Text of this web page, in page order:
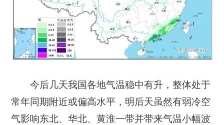
今后几天我国各地气温稳中有升，整体处于
常年同期附近或偏高水平，明后天虽然有弱冷空
气影响东北、华北、黄淮一带并带来气温小幅波